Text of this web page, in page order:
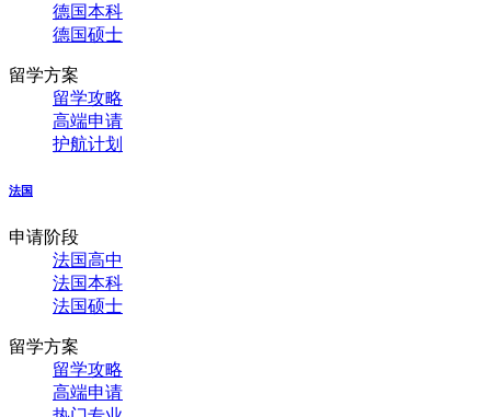
德国本科
德国硕士
留学方案
留学攻略
高端申请
护航计划
法国
申请阶段
法国高中
法国本科
法国硕士
留学方案
留学攻略
高端申请